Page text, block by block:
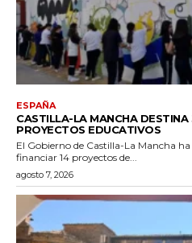
ESPAÑA
CASTILLA-LA MANCHA
PROYECTOS EDUCATIVOS
El Gobierno de Castilla-La Mancha
financiar 14 proyectos de...
agosto 7, 2026